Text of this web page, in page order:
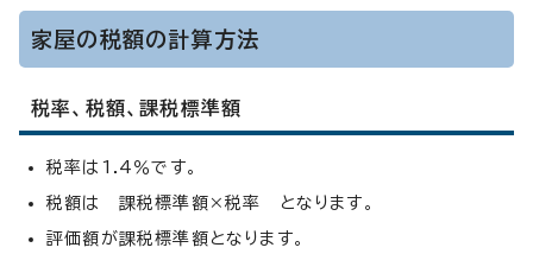
家屋の税額の計算方法
税率、税額、課税標準額
税率は1.4％です。
税額は 課税標準額×税率 となります。
評価額が課税標準額となります。